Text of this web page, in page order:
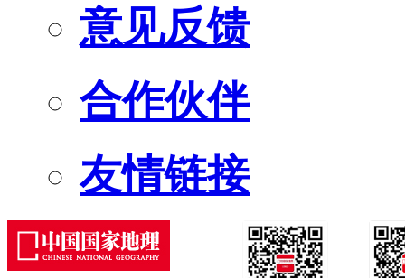
意见反馈
合作伙伴
友情链接